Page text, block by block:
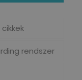
rendszer